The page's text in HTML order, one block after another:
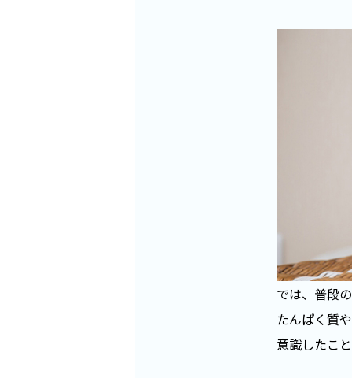
では、普段
たんぱく質
意識したこ